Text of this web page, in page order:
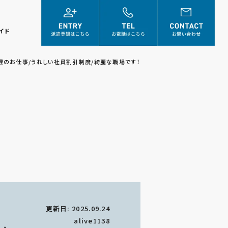
ド
お仕事/うれしい社員割引制度/綺麗な職場です！
更新日: 2025.09.24
alive1138